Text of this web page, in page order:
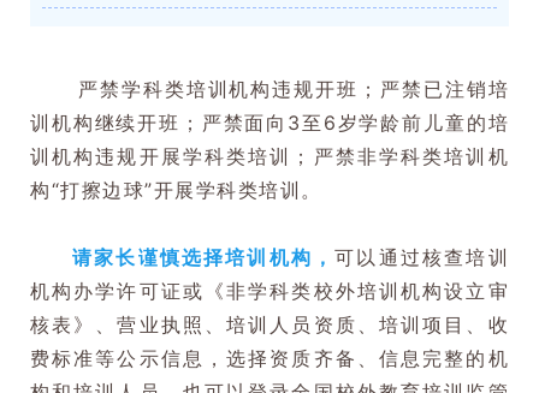
严禁学科类培训机构违规开班；严禁已注销培
训机构继续开班；严禁面向3至6岁学龄前儿童的培
训机构违规开展学科类培训；严禁非学科类培训机
构“打擦边球”开展学科类培训。
请家长谨慎选择培训机构，可以通过核查培训
机构办学许可证或《非学科类校外培训机构设立审
核表》、营业执照、培训人员资质、培训项目、收
费标准等公示信息，选择资质齐备、信息完整的机